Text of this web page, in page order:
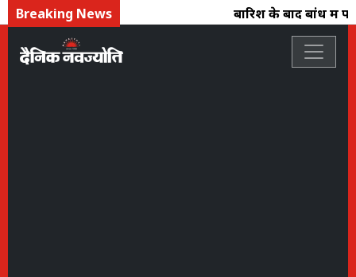
Breaking News बारिश के बाद बांध में